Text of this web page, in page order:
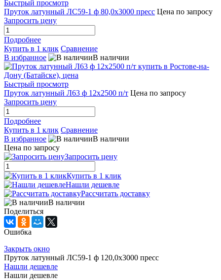
Быстрый просмотр
Пруток латунный ЛС59-1 ф 80,0х3000 пресс Цена по запросу
Запросить цену
Подробнее
Купить в 1 клик Сравнение
В избранное
В наличии
Быстрый просмотр
Пруток латунный Л63 ф 12х2500 п/т Цена по запросу
Запросить цену
Подробнее
Купить в 1 клик Сравнение
В избранное
В наличии
Цена по запросу
Запросить цену
Купить в 1 клик
Нашли дешевле
Рассчитать доставку
В наличии
Поделиться
Ошибка
Закрыть окно
Пруток латунный ЛС59-1 ф 120,0х3000 пресс
Нашли дешевле
Нашли дешевле